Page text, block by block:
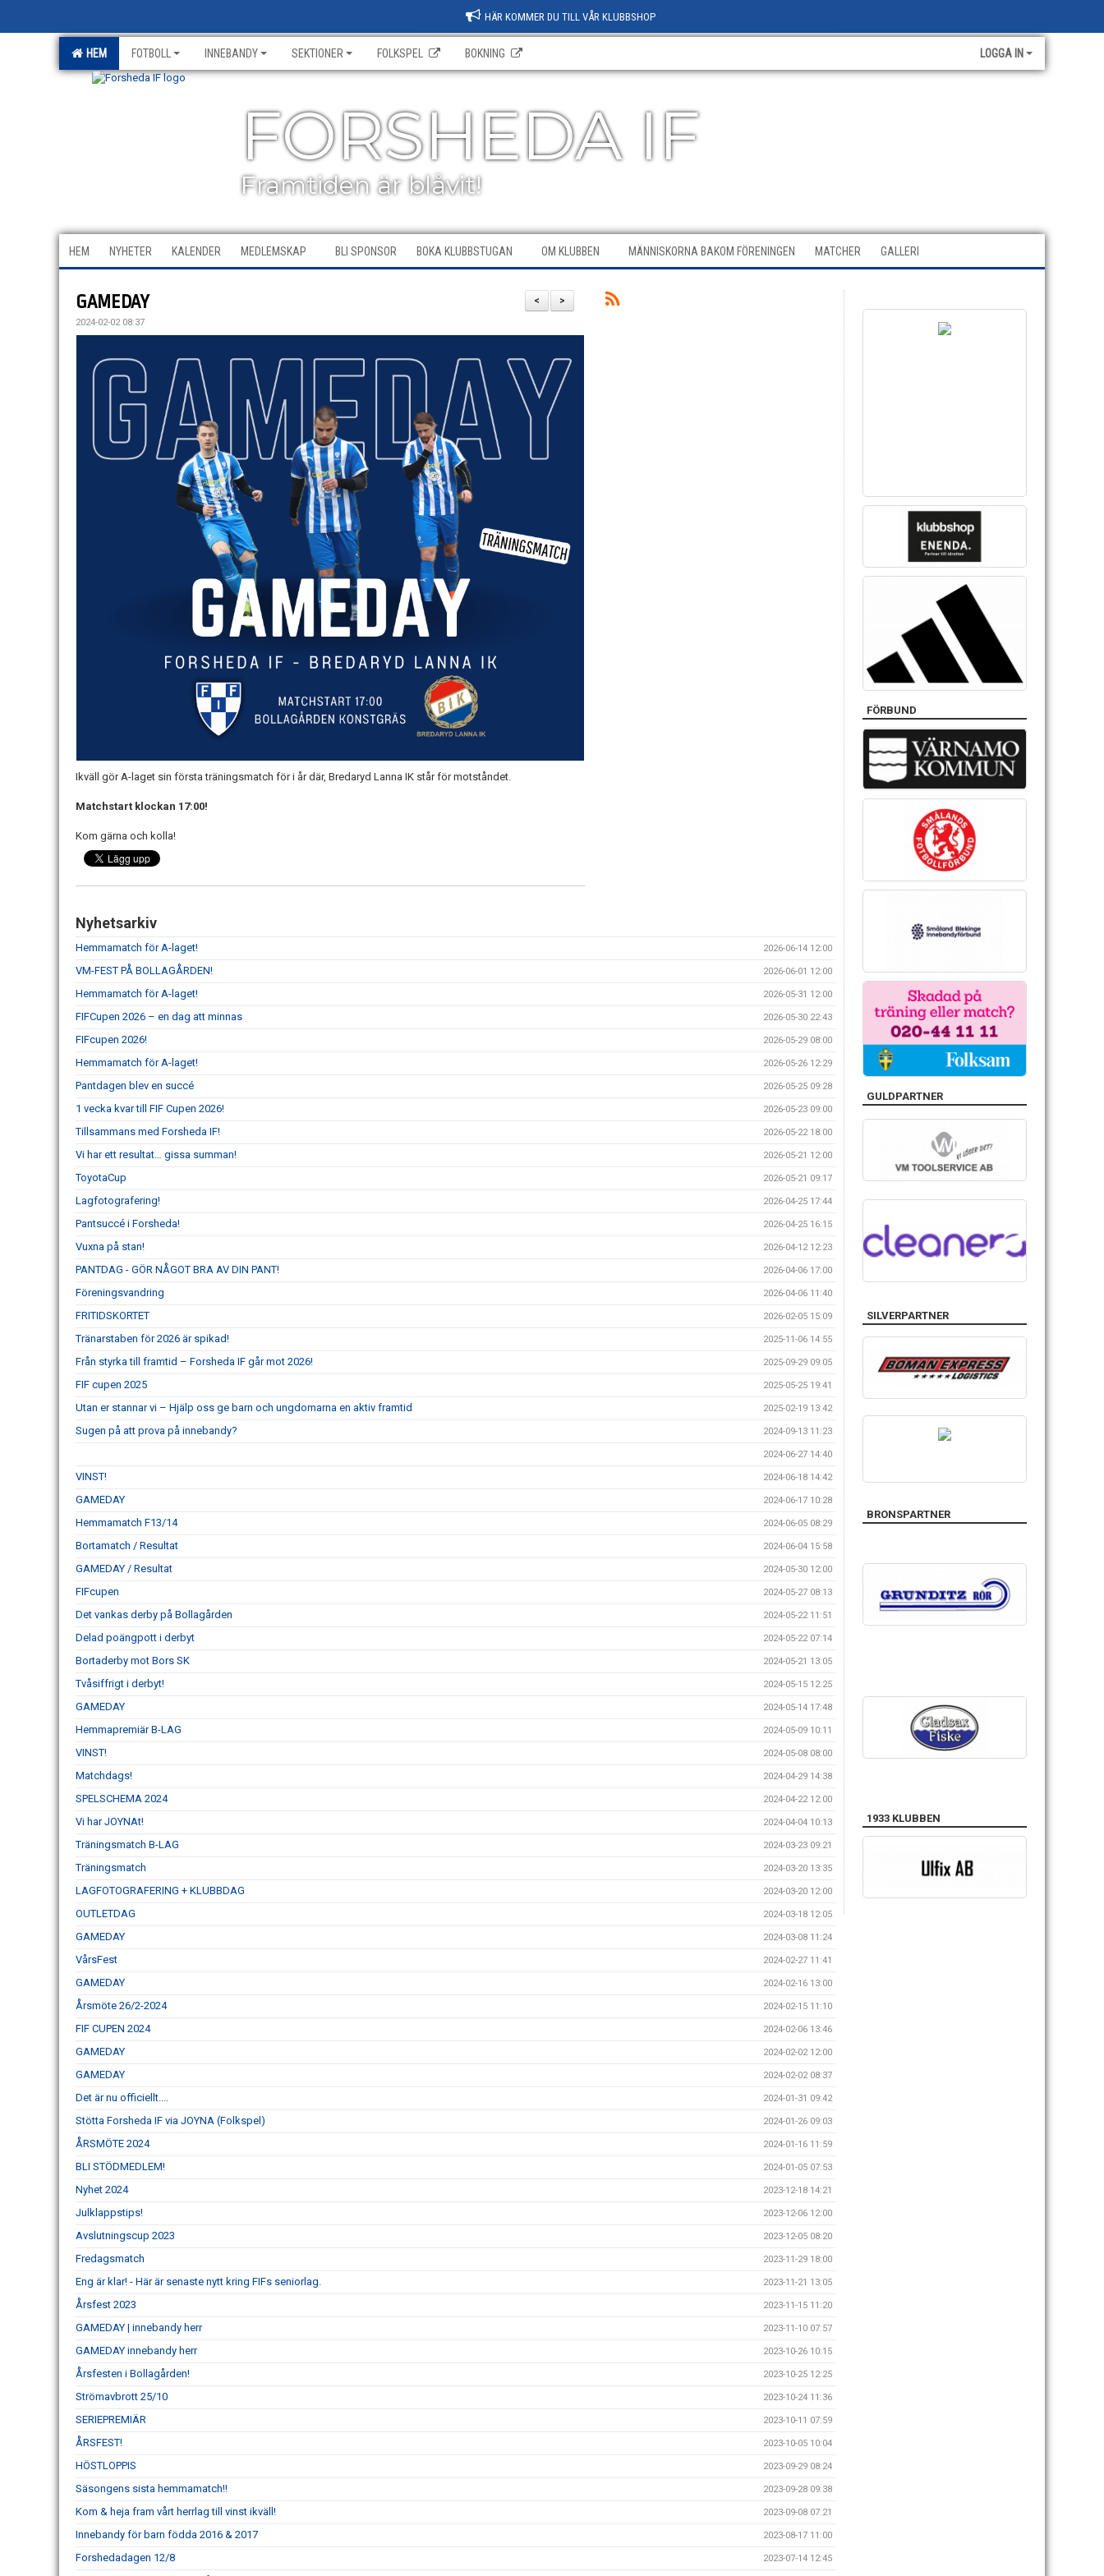
HÄR KOMMER DU TILL VÅR KLUBBSHOP
HEM FOTBOLL INNEBANDY SEKTIONER FOLKSPEL BOKNING LOGGA IN
FORSHEDA IF
Framtiden är blåvit!
HEM NYHETER KALENDER MEDLEMSKAP BLI SPONSOR BOKA KLUBBSTUGAN OM KLUBBEN MÄNNISKORNA BAKOM FÖRENINGEN MATCHER GALLERI
>
<
GAMEDAY
2024-02-02 08:37
Ikväll gör A-laget sin första träningsmatch för i år där, Bredaryd Lanna IK står för motståndet.
Matchstart klockan 17:00!
Kom gärna och kolla!
Nyhetsarkiv
Hemmamatch för A-laget! 2026-06-14 12:00
VM-FEST PÅ BOLLAGÅRDEN! 2026-06-01 12:00
Hemmamatch för A-laget! 2026-05-31 12:00
FIFCupen 2026 – en dag att minnas 2026-05-30 22:43
FIFcupen 2026! 2026-05-29 08:00
Hemmamatch för A-laget! 2026-05-26 12:29
Pantdagen blev en succé 2026-05-25 09:28
1 vecka kvar till FIF Cupen 2026! 2026-05-23 09:00
Tillsammans med Forsheda IF! 2026-05-22 18:00
Vi har ett resultat… gissa summan! 2026-05-21 12:00
ToyotaCup 2026-05-21 09:17
Lagfotografering! 2026-04-25 17:44
Pantsuccé i Forsheda! 2026-04-25 16:15
Vuxna på stan! 2026-04-12 12:23
PANTDAG - GÖR NÅGOT BRA AV DIN PANT! 2026-04-06 17:00
Föreningsvandring 2026-04-06 11:40
FRITIDSKORTET 2026-02-05 15:09
Tränarstaben för 2026 är spikad! 2025-11-06 14:55
Från styrka till framtid – Forsheda IF går mot 2026! 2025-09-29 09:05
FIF cupen 2025 2025-05-25 19:41
Utan er stannar vi – Hjälp oss ge barn och ungdomarna en aktiv framtid 2025-02-19 13:42
Sugen på att prova på innebandy? 2024-09-13 11:23
2024-06-27 14:40
VINST! 2024-06-18 14:42
GAMEDAY 2024-06-17 10:28
Hemmamatch F13/14 2024-06-05 08:29
Bortamatch / Resultat 2024-06-04 15:58
GAMEDAY / Resultat 2024-05-30 12:00
FIFcupen 2024-05-27 08:13
Det vankas derby på Bollagården 2024-05-22 11:51
Delad poängpott i derbyt 2024-05-22 07:14
Bortaderby mot Bors SK 2024-05-21 13:05
Tvåsiffrigt i derbyt! 2024-05-15 12:25
GAMEDAY 2024-05-14 17:48
Hemmapremiär B-LAG 2024-05-09 10:11
VINST! 2024-05-08 08:00
Matchdags! 2024-04-29 14:38
SPELSCHEMA 2024 2024-04-22 12:00
Vi har JOYNAt! 2024-04-04 10:13
Träningsmatch B-LAG 2024-03-23 09:21
Träningsmatch 2024-03-20 13:35
LAGFOTOGRAFERING + KLUBBDAG 2024-03-20 12:00
OUTLETDAG 2024-03-18 12:05
GAMEDAY 2024-03-08 11:24
VårsFest 2024-02-27 11:41
GAMEDAY 2024-02-16 13:00
Årsmöte 26/2-2024 2024-02-15 11:10
FIF CUPEN 2024 2024-02-06 13:46
GAMEDAY 2024-02-02 12:00
GAMEDAY 2024-02-02 08:37
Det är nu officiellt.... 2024-01-31 09:42
Stötta Forsheda IF via JOYNA (Folkspel) 2024-01-26 09:03
ÅRSMÖTE 2024 2024-01-16 11:59
BLI STÖDMEDLEM! 2024-01-05 07:53
Nyhet 2024 2023-12-18 14:21
Julklappstips! 2023-12-06 12:00
Avslutningscup 2023 2023-12-05 08:20
Fredagsmatch 2023-11-29 18:00
Eng är klar! - Här är senaste nytt kring FIFs seniorlag. 2023-11-21 13:05
Årsfest 2023 2023-11-15 11:20
GAMEDAY | innebandy herr 2023-11-10 07:57
GAMEDAY innebandy herr 2023-10-26 10:15
Årsfesten i Bollagården! 2023-10-25 12:25
Strömavbrott 25/10 2023-10-24 11:36
SERIEPREMIÄR 2023-10-11 07:59
ÅRSFEST! 2023-10-05 10:04
HÖSTLOPPIS 2023-09-29 08:24
Säsongens sista hemmamatch!! 2023-09-28 09:38
Kom & heja fram vårt herrlag till vinst ikväll! 2023-09-08 07:21
Innebandy för barn födda 2016 & 2017 2023-08-17 11:00
Forshedadagen 12/8 2023-07-14 12:45
FÖRBUND
GULDPARTNER
SILVERPARTNER
BRONSPARTNER
1933 KLUBBEN